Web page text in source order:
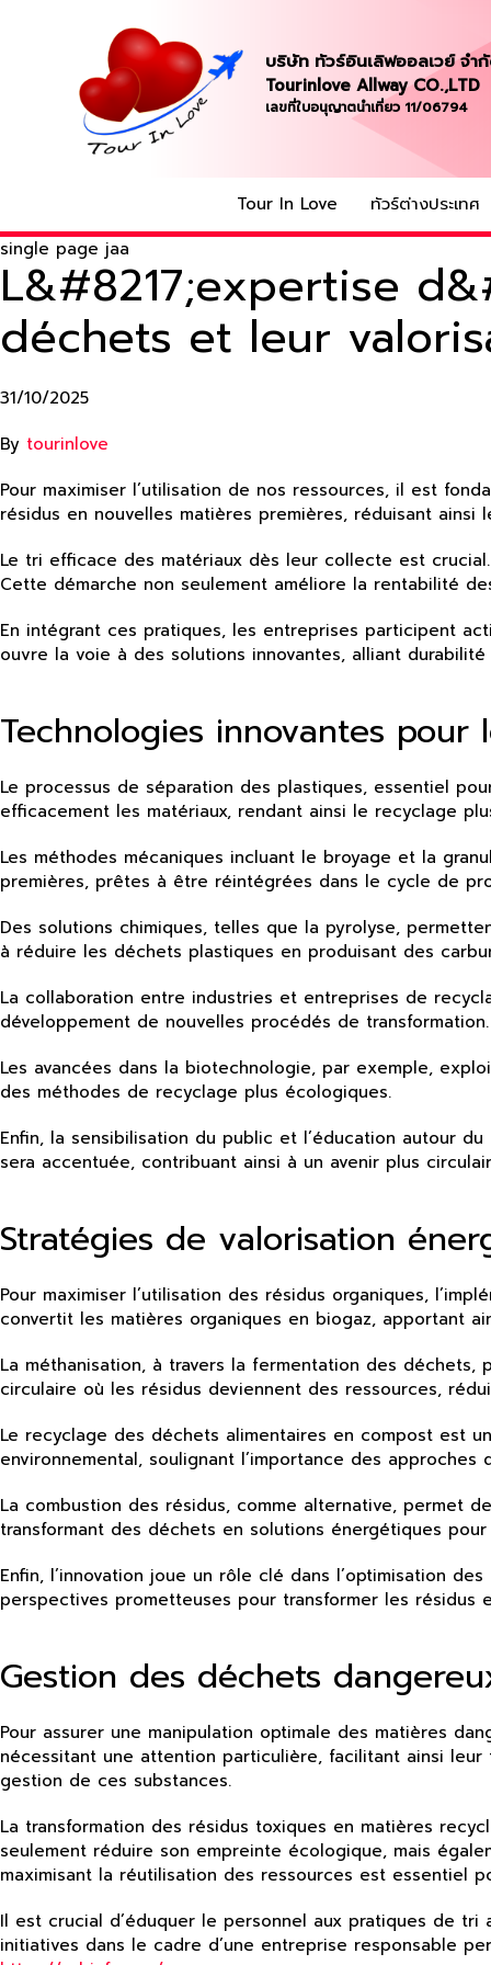
บริษัท ทัวร์อินเลิฟออลเวย์ จำ
Tourinlove Allway CO.,LTD
เลขที่ใบอนุญาตนำเที่ยว 11/06794
Tour In Love
ทัวร์ต่างประเทศ
single page jaa
L&#8217;expertise
déchets et leur
31/10/2025
By tourinlove
Pour maximiser l’utilisation de nos ressources, il est
résidus en nouvelles matières premières, réduisant
Le tri efficace des matériaux dès leur collecte est
Cette démarche non seulement améliore la rentabilité
En intégrant ces pratiques, les entreprises participent
ouvre la voie à des solutions innovantes, alliant
Technologies innovantes
Le processus de séparation des plastiques, essentiel
efficacement les matériaux, rendant ainsi le recyclage
Les méthodes mécaniques incluant le broyage et la
premières, prêtes à être réintégrées dans le cycle de
Des solutions chimiques, telles que la pyrolyse,
à réduire les déchets plastiques en produisant des
La collaboration entre industries et entreprises de
développement de nouvelles procédés de transformation.
Les avancées dans la biotechnologie, par exemple,
des méthodes de recyclage plus écologiques.
Enfin, la sensibilisation du public et l’éducation autour
sera accentuée, contribuant ainsi à un avenir plus
Stratégies de valorisation
Pour maximiser l’utilisation des résidus organiques,
convertit les matières organiques en biogaz, apportant
La méthanisation, à travers la fermentation des
circulaire où les résidus deviennent des ressources,
Le recyclage des déchets alimentaires en compost est
environnemental, soulignant l’importance des
La combustion des résidus, comme alternative, permet
transformant des déchets en solutions énergétiques pour
Enfin, l’innovation joue un rôle clé dans l’optimisation
perspectives prometteuses pour transformer les
Gestion des déchets
Pour assurer une manipulation optimale des matières
nécessitant une attention particulière, facilitant ainsi
gestion de ces substances.
La transformation des résidus toxiques en matières
seulement réduire son empreinte écologique, mais
maximisant la réutilisation des ressources est essentiel
Il est crucial d’éduquer le personnel aux pratiques de
initiatives dans le cadre d’une entreprise responsable